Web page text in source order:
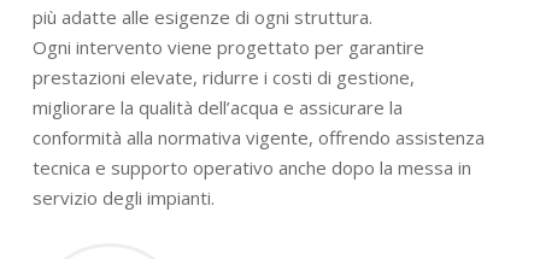
più adatte alle esigenze di ogni struttura.
Ogni intervento viene progettato per garantire
prestazioni elevate, ridurre i costi di gestione,
migliorare la qualità dell’acqua e assicurare la
conformità alla normativa vigente, offrendo assistenza
tecnica e supporto operativo anche dopo la messa in
servizio degli impianti.